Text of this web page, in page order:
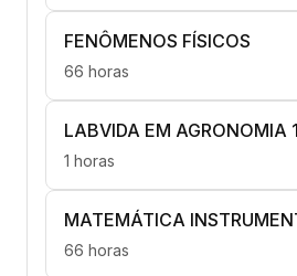
FENÔMENOS FÍSICOS
66 horas
LABVIDA EM AGRONOMIA 1
1 horas
MATEMÁTICA
66 horas